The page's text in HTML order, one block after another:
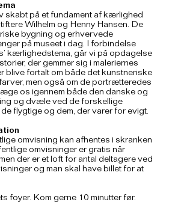
skabt på et fundament af kærlighed
Wilhelm og Henny Hansen. De
bygning og erhvervede
på museet i dag. I forbindelse
kærlighedstema, går vi på opdagelse
der gemmer sig i maleriernes
blive fortalt om både det kunstneriske
men også om de portrætteredes
os igennem både den danske og
og dvæle ved de forskellige
flygtige og dem, der varer for evigt.
omvisning kan afhentes i skranken
omvisninger er gratis når
der er et loft for antal deltagere ved
og man skal have billet for at
foyer. Kom gerne 10 minutter før.